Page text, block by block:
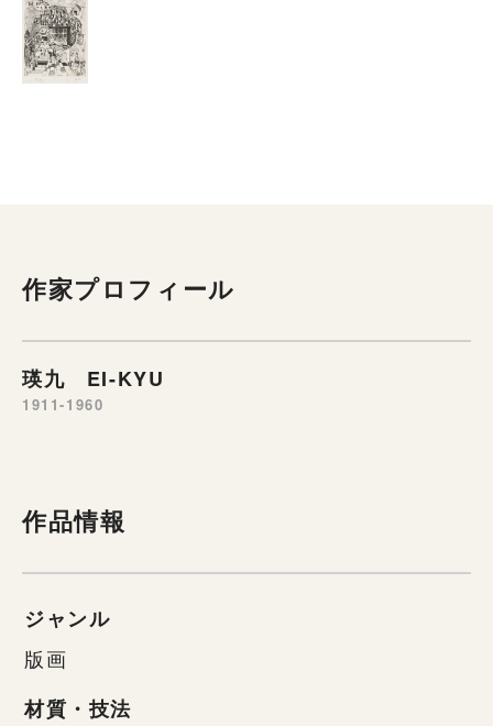
作家プロフィール
瑛九 EI-KYU
1911-1960
作品情報
ジャンル
版画
材質・技法